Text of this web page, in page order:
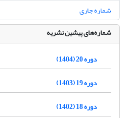
شماره جاری
شماره‌های پیشین نشریه
دوره 20 (1404)
دوره 19 (1403)
دوره 18 (1402)